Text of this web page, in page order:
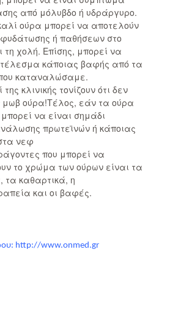
από μόλυβδο ή υδράργυρο.
ούρα μπορεί να αποτελούν
ή παθήσεων στο
τη χολή. Επίσης, μπορεί να
κάποιας βαφής από τα
καταναλώσαμε.
της κλινικής τονίζουν ότι δεν
μωβ ούρα!Τέλος, εάν τα ούρα
να είναι σημάδι
πρωτεϊνών ή κάποιας
νεφ
που μπορεί να
το χρώμα των ούρων είναι τα
καθαρτικά, η
και οι βαφές.
http://www.onmed.gr